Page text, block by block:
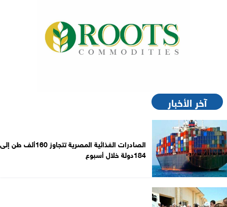
آخر الأخبار
الصادرات الغذائية المصرية تتجاوز 160ألف طن إلى
184دولة خلال أسبوع